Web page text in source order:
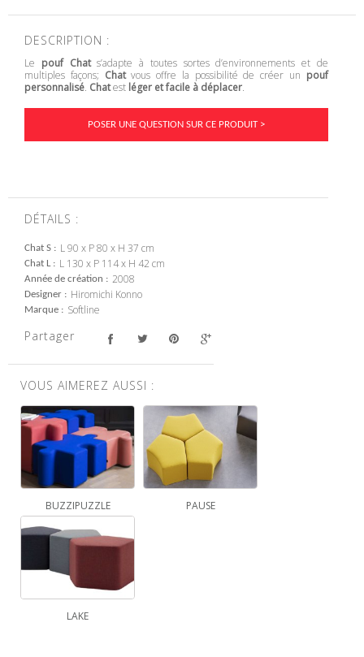
DESCRIPTION :
Le pouf Chats’adapte à toutes sortes d’environnements et de
multiples façons; Chatvous offre la possibilité de créer un pouf
personnalisé. Chatest léger et facile à déplacer.
POSER UNE QUESTION SUR CE PRODUIT >
DÉTAILS :
Chat S L 90 x P 80 x H 37 cm
Chat L L 130 x P 114 x H 42 cm
Année de création 2008
Designer Hiromichi Konno
Marque Softline
Partager
VOUS AIMEREZ AUSSI :
BUZZIPUZZLE PAUSE
LAKE